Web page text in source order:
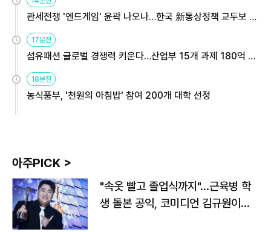
관세전쟁 '엔드게임' 윤곽 나오나…한국 新통상정책 교두보 활
용해야
17분전
섬유패션 글로벌 경쟁력 키운다…산업부 15개 과제 180억 지
원
18분전
농식품부, '천원의 아침밥' 참여 200개 대학 선정
아주PICK >
"속옷 빨고 졸업식까지"…근육병 학
생 돌본 공익, 코미디언 김규원이었